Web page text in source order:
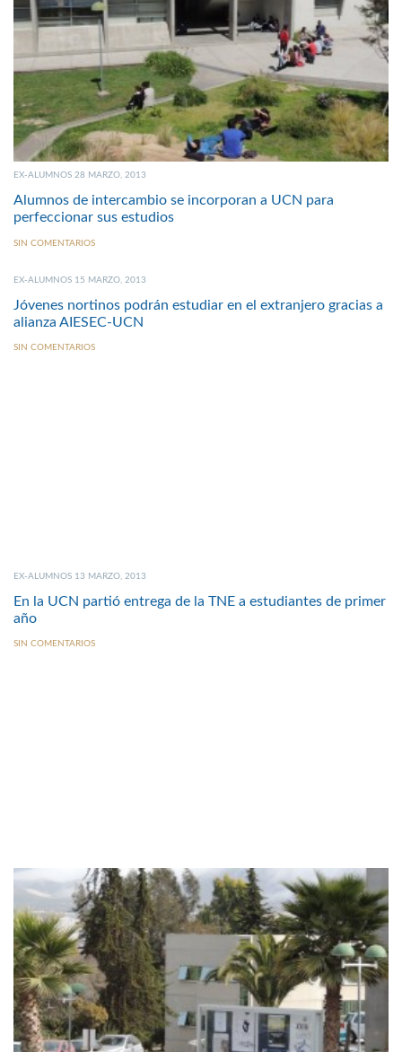
EX-ALUMNOS 28 MARZO, 2013
Alumnos de intercambio se incorporan a UCN para
perfeccionar sus estudios
SIN COMENTARIOS
EX-ALUMNOS 15 MARZO, 2013
Jóvenes nortinos podrán estudiar en el extranjero gracias a
alianza AIESEC-UCN
SIN COMENTARIOS
EX-ALUMNOS 13 MARZO, 2013
En la UCN partió entrega de la TNE a estudiantes de primer
año
SIN COMENTARIOS